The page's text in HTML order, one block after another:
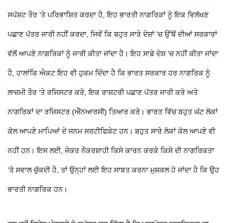
ਸਪੱਸ਼ਟ ਤੌਰ ’ਤੇ ਪਰਿਭਾਸ਼ਿਤ ਕਰਦਾ ਹੈ, ਇਹ ਭਾਰਤੀ ਨਾਗਰਿਕਾਂ ਨੂੰ ਇਕ ਵਿਲੱਖਣ
ਪਛਾਣ ਪੱਤਰ ਜਾਰੀ ਨਹੀਂ ਕਰਦਾ, ਜਿਵੇਂ ਕਿ ਬਹੁਤ ਸਾਰੇ ਦੇਸ਼ਾਂ ’ਚ ਉੱਥੋਂ ਦੀਆਂ ਸਰਕਾਰਾਂ
ਵੱਲੋਂ ਆਪਣੇ ਨਾਗਰਿਕਾਂ ਨੂੰ ਜਾਰੀ ਕੀਤਾ ਜਾਂਦਾ ਹੈ। ਇਹ ਸਾਡੇ ਦੇਸ਼ ’ਚ ਨਹੀਂ ਕੀਤਾ ਜਾਂਦਾ
ਹੈ, ਹਾਲਾਂਕਿ ਐਕਟ ਇਹ ਵੀ ਹੁਕਮ ਦਿੰਦਾ ਹੈ ਕਿ ਭਾਰਤ ਸਰਕਾਰ ਹਰ ਨਾਗਰਿਕ ਨੂੰ
ਲਾਜ਼ਮੀ ਤੌਰ ’ਤੇ ਰਜਿਸਟਰ ਕਰੇ, ਇਕ ਰਾਸ਼ਟਰੀ ਪਛਾਣ ਪੱਤਰ ਜਾਰੀ ਕਰੇ ਅਤੇ
ਨਾਗਰਿਕਾਂ ਦਾ ਰਜਿਸਟਰ (ਐੱਨਆਰਸੀ) ਤਿਆਰ ਕਰੇ। ਭਾਰਤ ਵਿੱਚ ਬਹੁਤ ਘੱਟ ਲੋਕਾਂ
ਕੋਲ ਆਪਣੇ ਮਾਪਿਆਂ ਦੇ ਜਨਮ ਸਰਟੀਫਿਕੇਟ ਹਨ। ਬਹੁਤ ਸਾਰੇ ਲੋਕਾਂ ਕੋਲ ਆਪਣੇ ਵੀ
ਨਹੀਂ ਹਨ। ਇਸ ਲਈ, ਜੇਕਰ ਨੌਕਰਸ਼ਾਹੀ ਕਿਸੇ ਕਾਰਨ ਕਰਕੇ ਕਿਸੇ ਦੀ ਨਾਗਰਿਕਤਾ
’ਤੇ ਸਵਾਲ ਚੁੱਕਦੀ ਹੈ, ਤਾਂ ਉਨ੍ਹਾਂ ਲਈ ਇਹ ਸਾਬਤ ਕਰਨਾ ਮੁਸ਼ਕਲ ਹੋ ਜਾਂਦਾ ਹੈ ਕਿ ਉਹ
ਭਾਰਤੀ ਨਾਗਰਿਕ ਹਨ।